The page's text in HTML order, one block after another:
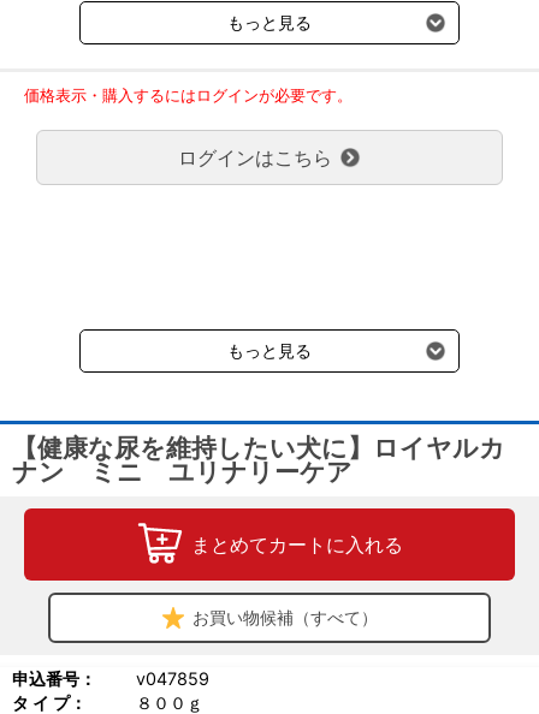
※2017年11月14日（火）より沖縄県へのお届けにつきましては、1
回のご注文金額（税込）が、30,000円以上で配送無料となります。
ご了承のほどよろしくお願い致します。
弊社都合でお届けが２回以上に分かれる場合の送料負担は、１回分
のみで新たな送料は発生しません。
大型商品送料が必要な商品をご注文の場合は、大型商品送料のみご
負担頂きます。
受けます。
もっと見る
価格表示・購入するにはログインが必要です。
ログインはこちら
もっと見る
【健康な尿を維持したい犬に】ロイヤルカ
ナン ミニ ユリナリーケア
まとめてカートに入れる
お買い物候補（すべて）
申込番号：
v047859
タ イ プ：
８００ｇ